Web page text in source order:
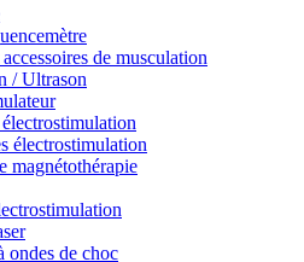
de musculation
/ Ultrason
électrostimulation
magnétothérapie
ondes de choc